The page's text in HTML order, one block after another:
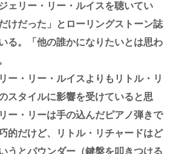
ェリー・リー・ルイスを聴いてい
けだった」とローリングストーン誌
る。「他の誰かになりたいとは思わ
ー・リー・ルイスよりもリトル・リ
スタイルに影響を受けていると思
ー・リーは手の込んだピアノ弾きで
的だけど、リトル・リチャードはど
うとパウンダー（鍵盤を叩きつける